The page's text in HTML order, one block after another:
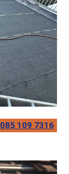
085 109 7316